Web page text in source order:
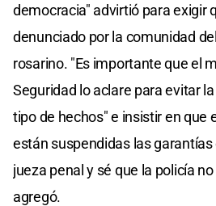
democracia" advirtió para exigir
denunciado por la comunidad
rosarino. "Es importante que el
Seguridad lo aclare para evitar
tipo de hechos" e insistir en que
están suspendidas las
jueza penal y sé que la policía
agregó.